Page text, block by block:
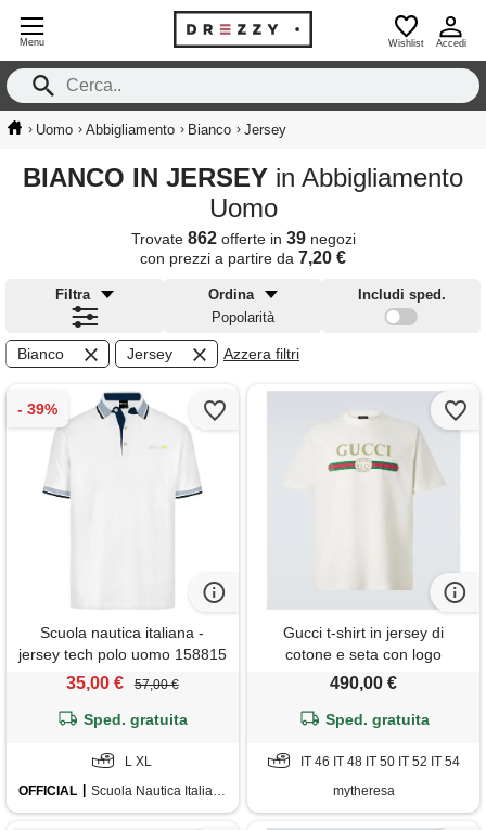
Menu Wishlist Accedi
› Uomo › Abbigliamento › Bianco › Jersey
BIANCO IN JERSEY in Abbigliamento
Uomo
Trovate 862offerte in 39negozi
con prezzi a partire da 7,20 €
Filtra
Ordina
Popolarità
Includi sped.
Bianco Jersey Azzera filtri
Scuola nautica italiana -
jersey tech polo uomo 158815
white
35,00 € 57,00 €
Sped. gratuita
L XL
OFFICIAL
Scuola Nautica Italiana
Gucci t-shirt in jersey di
cotone e seta con logo
490,00 €
Sped. gratuita
IT 46 IT 48 IT 50 IT 52 IT 54
mytheresa